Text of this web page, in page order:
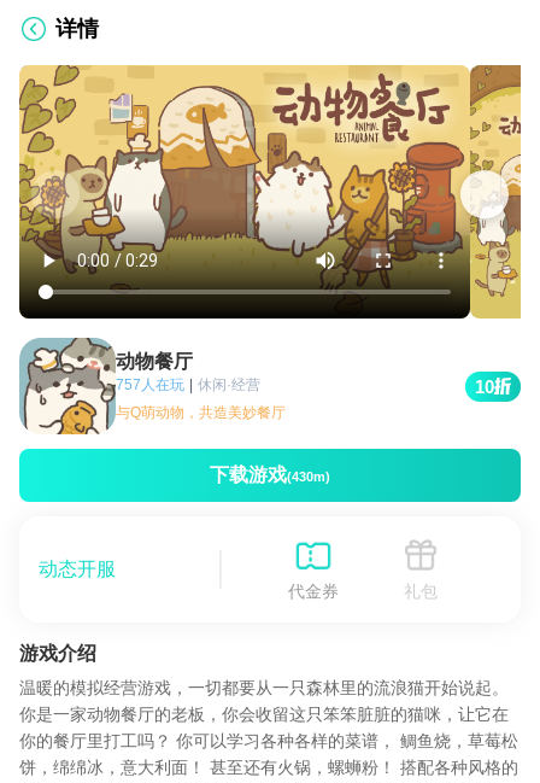
详情
动物餐厅
757人在玩 | 休闲·经营
与Q萌动物，共造美妙餐厅
10
下载游戏(430m)
动态开服
代金券 礼包
游戏介绍
温暖的模拟经营游戏，一切都要从一只森林里的流浪猫开始说起。
你是一家动物餐厅的老板，你会收留这只笨笨脏脏的猫咪，让它在
你的餐厅里打工吗？ 你可以学习各种各样的菜谱， 鲷鱼烧，草莓松
饼，绵绵冰，意大利面！ 甚至还有火锅，螺蛳粉！ 搭配各种风格的